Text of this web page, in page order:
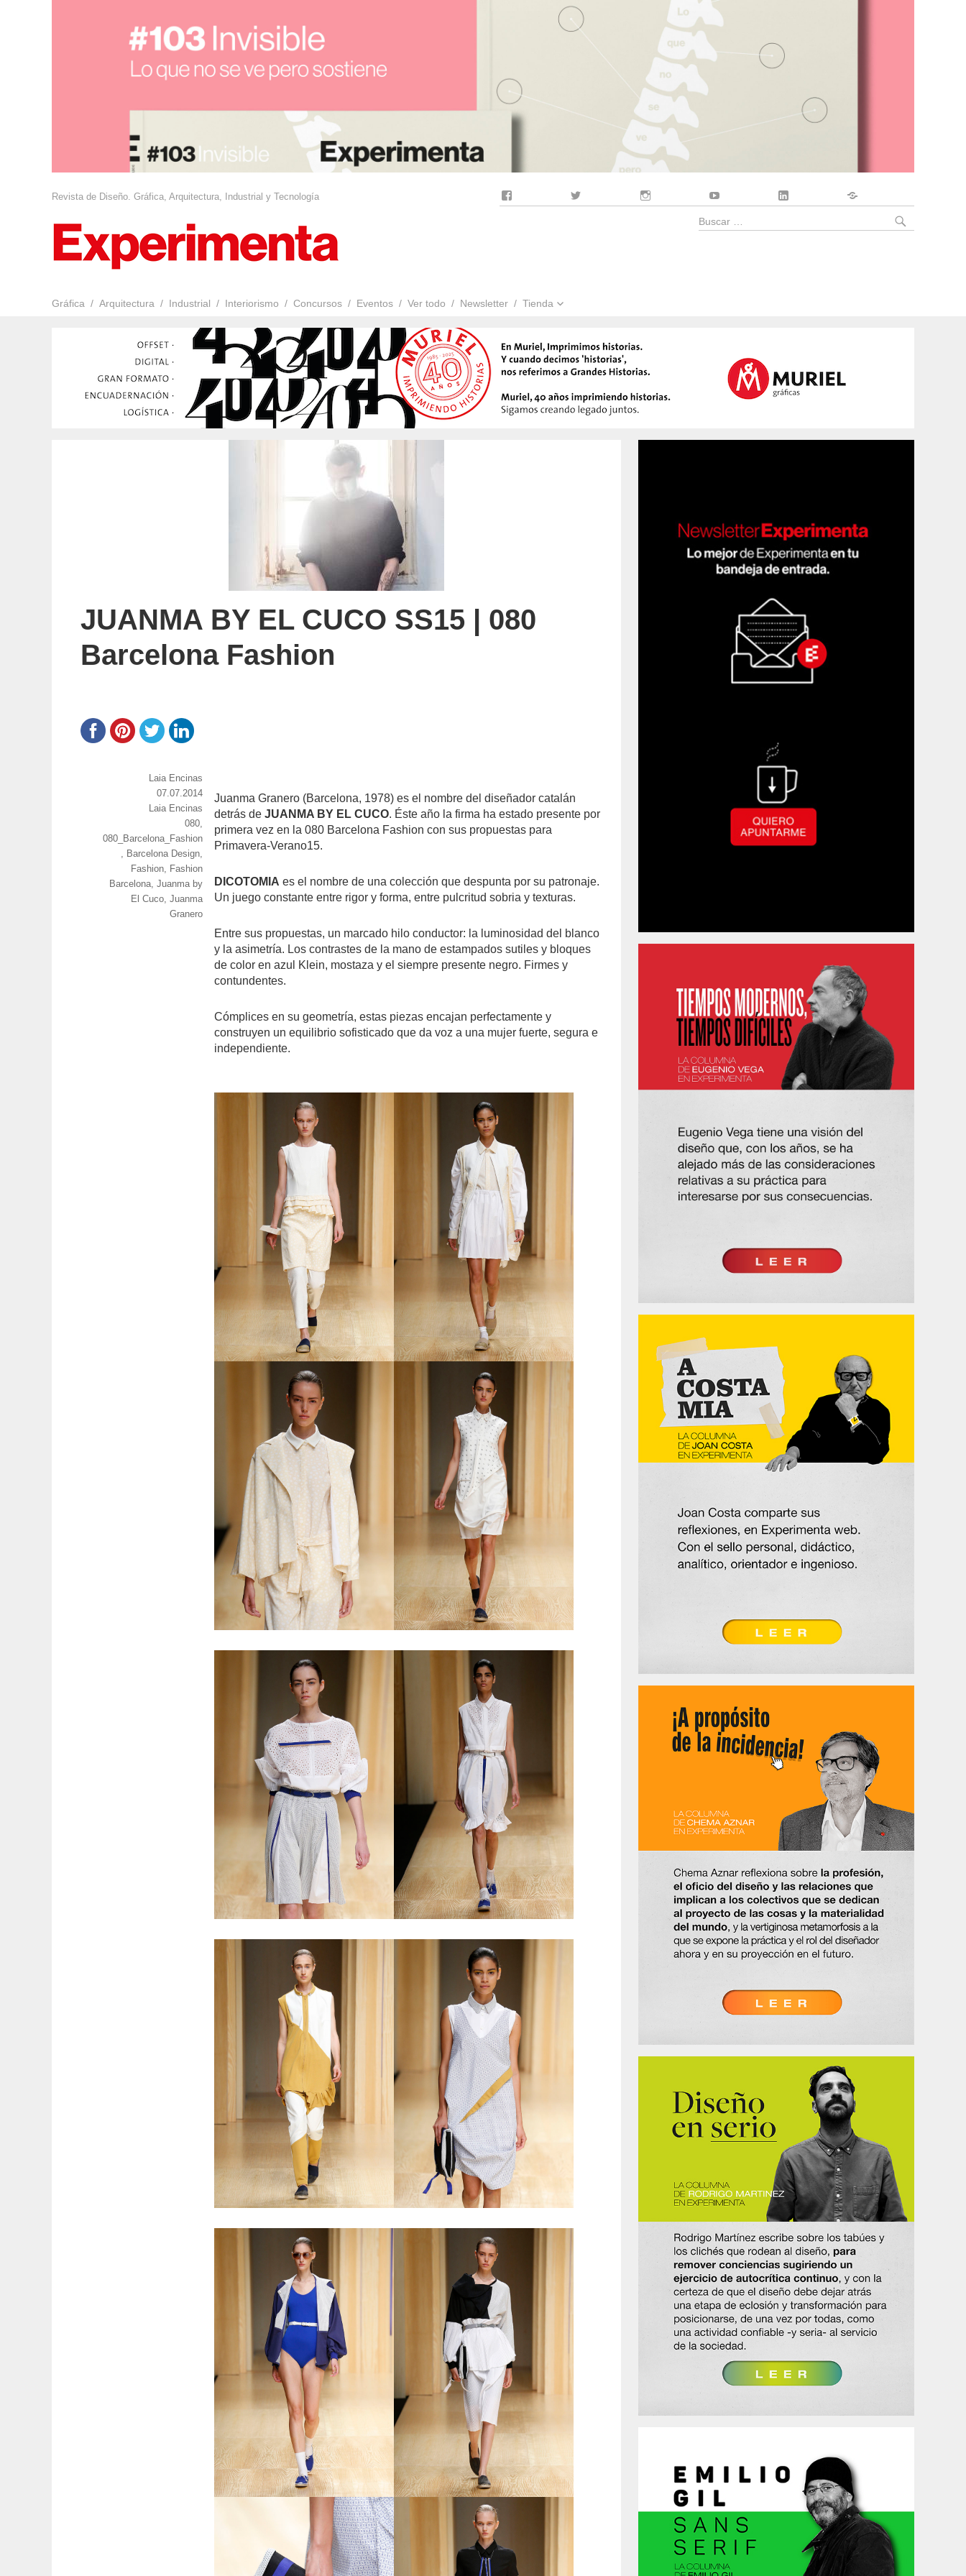
Revista de Diseño. Gráfica, Arquitectura, Industrial y Tecnología
Gráfica Arquitectura Industrial Interiorismo Concursos Eventos Ver todo Newsletter Tienda
Buscar
JUANMA BY EL CUCO SS15 | 080
Barcelona Fashion
Juanma Granero (Barcelona, 1978) es el nombre del diseñador catalán
detrás deJUANMA BY EL CUCO. Éste año la firma ha estado presente por
primera vez en la 080 Barcelona Fashion con sus propuestas para
Primavera-Verano15.
DICOTOMIA es el nombre de una colección que despunta por su patronaje.
Un juego constante entre rigor y forma, entre pulcritud sobria y texturas.
Entre sus propuestas, un marcado hilo conductor: la luminosidad del blanco
y la asimetría. Los contrastes de la mano de estampados sutiles y bloques
de color en azul Klein, mostaza y el siempre presente negro. Firmes y
contundentes.
Cómplices en su geometría, estas piezas encajan perfectamente y
construyen un equilibrio sofisticado que da voz a una mujer fuerte, segura e
independiente.
https://www.experimenta.es/author/Laia%20Encinas/
Laia Encinas
Publicado
el
07.07.2014
Categorías
Laia Encinas
Etiquetas
080,
080_Barcelona_Fashion
, Barcelona Design,
Fashion, Fashion
Barcelona,Juanma by
El Cuco,Juanma
Granero